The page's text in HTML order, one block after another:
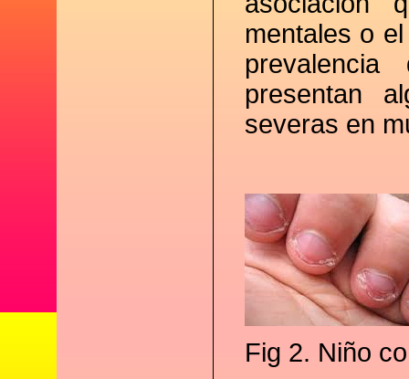
mentales o
presentan
severas en
Fig 2. Niño